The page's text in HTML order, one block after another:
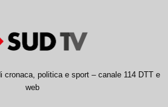
cronaca, politica e sport – canale 114 DTT e
web